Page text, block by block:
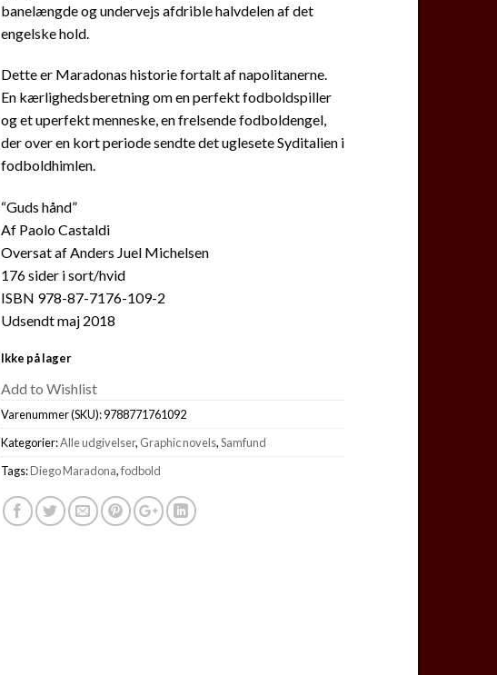
banelængde og undervejs afdrible halvdelen af det
engelske hold.
Dette er Maradonas historie fortalt af napolitanerne.
En kærlighedsberetning om en perfekt fodboldspiller
og et uperfekt menneske, en frelsende fodboldengel,
der over en kort periode sendte det uglesete Syditalien i
fodboldhimlen.
“Guds hånd”
Af Paolo Castaldi
Oversat af Anders Juel Michelsen
176 sider i sort/hvid
ISBN 978-87-7176-109-2
Udsendt maj 2018
Ikke på lager
Add to Wishlist
Varenummer (SKU):9788771761092
Kategorier:Alle udgivelser, Graphic novels,Samfund
Tags:Diego Maradona,fodbold